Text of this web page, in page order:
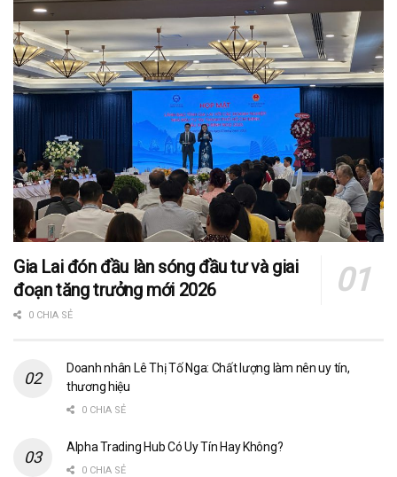
Gia Lai đón đầu làn sóng đầu tư và giai
đoạn tăng trưởng mới 2026
0 CHIA SẺ
Doanh nhân Lê Thị Tố Nga: Chất lượng làm nên uy tín,
thương hiệu
0 CHIA SẺ
Alpha Trading Hub Có Uy Tín Hay Không?
0 CHIA SẺ